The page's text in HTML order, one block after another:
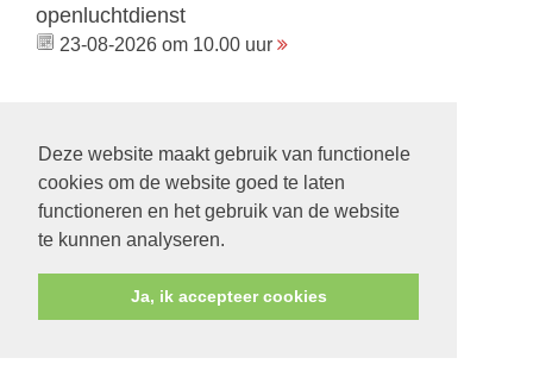
Deze website maakt gebruik van functionele
cookies om de website goed te laten
functioneren en het gebruik van de website
te kunnen analyseren.
Ja, ik accepteer cookies
openluchtdienst
23-08-2026 om 10.00 uur